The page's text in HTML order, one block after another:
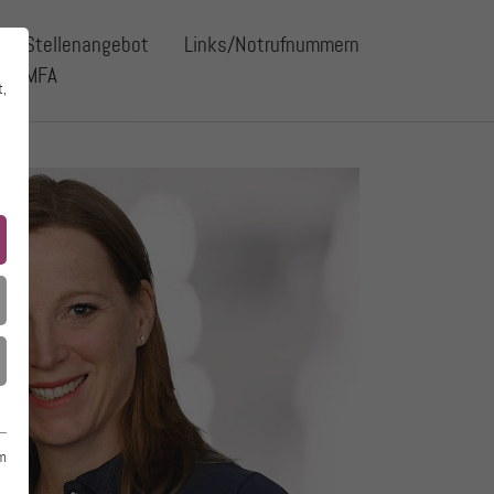
Stellenangebot
MFA
Links/Notrufnummern